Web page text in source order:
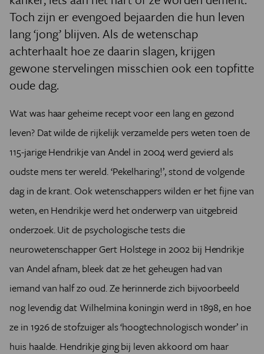
Toch zijn er evengoed bejaarden die hun leven
lang ‘jong’ blijven. Als de wetenschap
achterhaalt hoe ze daarin slagen, krijgen
gewone stervelingen misschien ook een topfitte
oude dag.
Wat was haar geheime recept voor een lang en gezond
leven? Dat wilde de rijkelijk verzamelde pers weten toen de
115-jarige Hendrikje van Andel in 2004 werd gevierd als
oudste mens ter wereld. ‘Pekelharing!’, stond de volgende
dag in de krant. Ook wetenschappers wilden er het fijne van
weten, en Hendrikje werd het onderwerp van uitgebreid
onderzoek. Uit de psychologische tests die
neurowetenschapper Gert Holstege in 2002 bij Hendrikje
van Andel afnam, bleek dat ze het geheugen had van
iemand van half zo oud. Ze herinnerde zich bijvoorbeeld
nog levendig dat Wilhelmina koningin werd in 1898, en hoe
ze in 1926 de stofzuiger als ‘hoogtechnologisch wonder’ in
huis haalde. Hendrikje ging bij leven akkoord om haar